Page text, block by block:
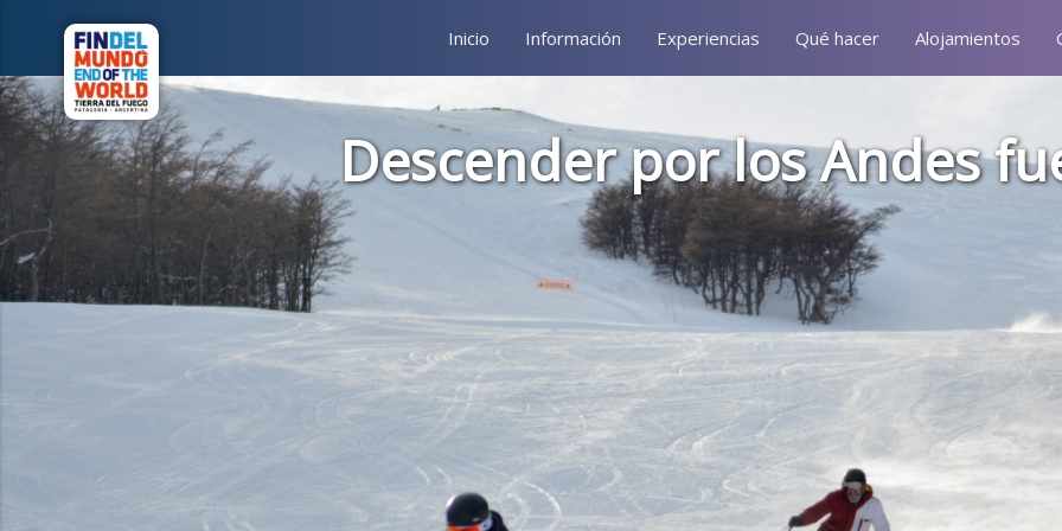
Inicio Información Experiencias Qué hacer Alojamientos
Descender por los Andes